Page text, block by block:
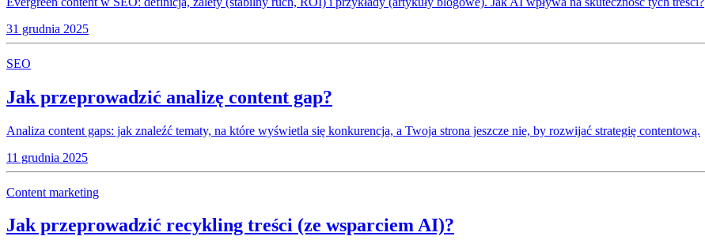
31 grudnia 2025
SEO
Jak przeprowadzić analizę content gap?
Analiza content gaps: jak znaleźć tematy, na które wyświetla się konkurencja, a Twoja strona jeszcze nie, by rozwijać strategię contentową.
11 grudnia 2025
Content marketing
Jak przeprowadzić recykling treści (ze wsparciem AI)?